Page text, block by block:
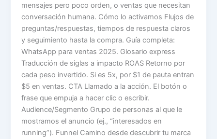
mensajes pero poco orden, o ventas que necesitan
conversación humana. Cómo lo activamos Flujos de
preguntas/respuestas, tiempos de respuesta claros
y seguimiento hasta la compra. Guía completa:
WhatsApp para ventas 2025. Glosario express
Traducción de siglas a impacto ROAS Retorno por
cada peso invertido. Si es 5x, por $1 de pauta entran
$5 en ventas. CTA Llamado a la acción. El botón o
frase que empuja a hacer clic o escribir.
Audience/Segmento Grupo de personas al que le
mostramos el anuncio (ej., “interesados en
running”). Funnel Camino desde descubrir tu marca